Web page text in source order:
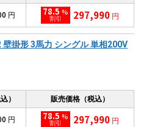
円 78.5 %
割引 297,990 円
壁掛形 3馬力 シングル 単相200V
） 販売価格（税込）
円 78.5 %
割引 297,990 円